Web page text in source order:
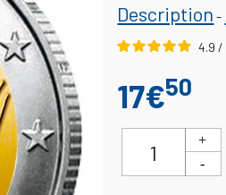
Description -
4.9 /
17€50